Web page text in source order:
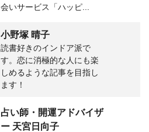
会いサービス「ハッピ...
小野塚 晴子
読書好きのインドア派で
す。恋に消極的な人にも楽
しめるような記事を目指し
ます！
占い師・開運アドバイザ
ー 天宮日向子